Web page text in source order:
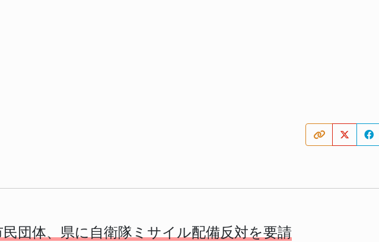
団体、県に自衛隊ミサイル配備反対を要請